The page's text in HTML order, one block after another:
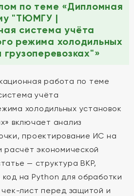
по теме «Дипломная
"ТЮМГУ |
система учёта
режима холодильных
работа по теме
учёта
холодильных установок
включает анализ
проектирование ИС на
расчёт экономической
— структура ВКР,
на Python для обработки
лист перед защитой и